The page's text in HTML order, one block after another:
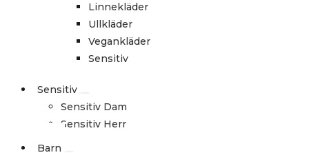
Linnekläder
Ullkläder
Vegankläder
Sensitiv
Sensitiv
Sensitiv Dam
Sensitiv Herr
Barn